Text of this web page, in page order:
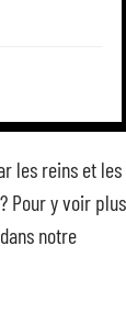
les reins et les
Pour y voir plus
notre